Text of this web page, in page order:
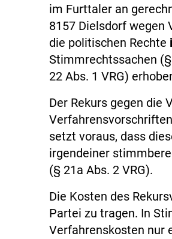
im Furttaler an
8157 Dielsdorf wegen
die politischen Rechte
Stimmrechtssachen
22 Abs. 1 VRG)
Der Rekurs gegen die
setzt voraus, dass
irgendeiner
(§ 21a Abs. 2 VRG).
Die Kosten des
Partei zu tragen. In
Verfahrenskosten nur